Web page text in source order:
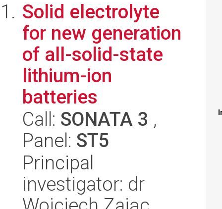
Solid electrolyte
for new generation
of all-solid-state
lithium-ion
batteries
Call: SONATA 3 ,
Panel: ST5
Principal
investigator: dr